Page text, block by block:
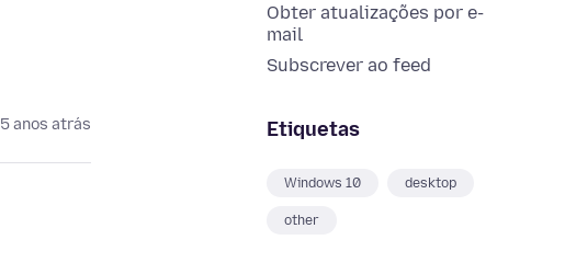
Obter atualizações por e-
mail
Subscrever ao feed
Etiquetas
Windows 10 desktop
other
5 anos atrás